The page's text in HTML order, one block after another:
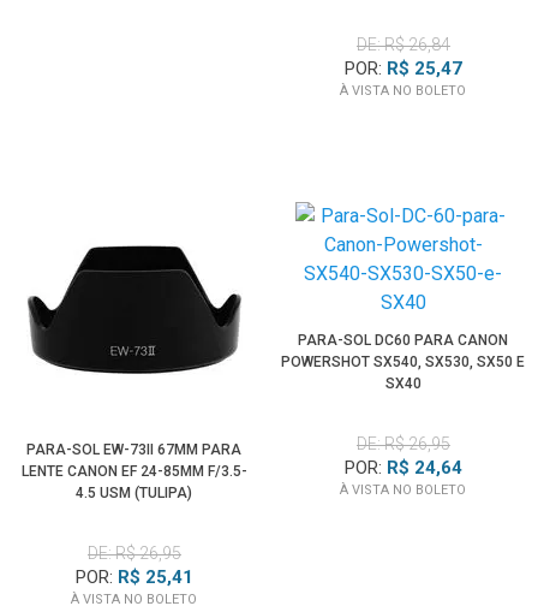
DE: R$ 26,84
POR: R$ 25,47
À VISTA NO BOLETO
PARA-SOL EW-73II 67MM PARA
LENTE CANON EF 24-85MM F/3.5-
4.5 USM (TULIPA)
DE: R$ 26,95
POR: R$ 25,41
À VISTA NO BOLETO
PARA-SOL DC60 PARA CANON
POWERSHOT SX540, SX530, SX50 E
SX40
DE: R$ 26,95
POR: R$ 24,64
À VISTA NO BOLETO